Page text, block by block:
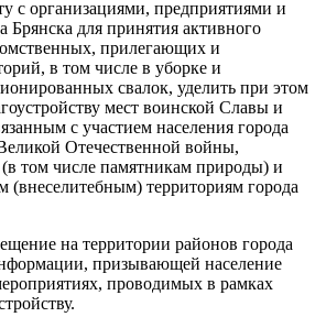
с организациями, предприятиями и
Брянска для принятия активного
прилегающих и
в том числе в уборке и
свалок, уделить при этом
мест воинской Славы и
с участием населения города
Отечественной войны,
том числе памятникам природы) и
территориям города
на территории районов города
призывающей население
проводимых в рамках